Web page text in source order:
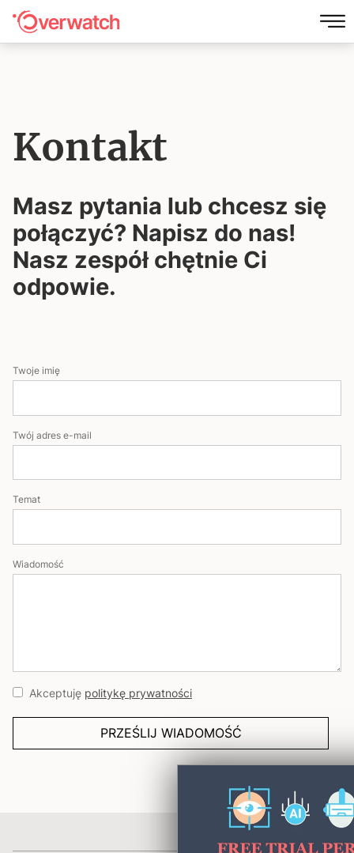
Kontakt
Masz pytania lub chcesz się
połączyć? Napisz do nas!
Nasz zespół chętnie Ci
odpowie.
Twoje imię
Twój adres e-mail
Temat
Wiadomość
Akceptuję politykę prywatności
PRZEŚLIJ WIADOMOŚĆ